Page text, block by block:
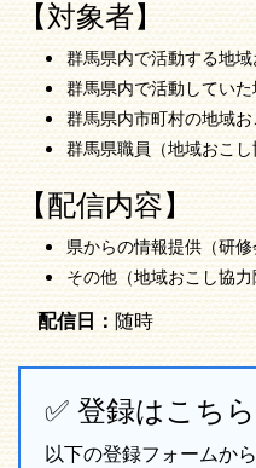
【対象者】
群馬県内で活動する地
群馬県内で活動してい
群馬県内市町村の地域
群馬県職員（地域おこ
【配信内容】
県からの情報提供（研
その他（地域おこし協
配信日：随時
✅ 登録はこち
以下の登録フォームか